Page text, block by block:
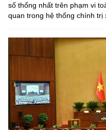
số thống nhất trên phạm vi
quan trong hệ thống chính trị